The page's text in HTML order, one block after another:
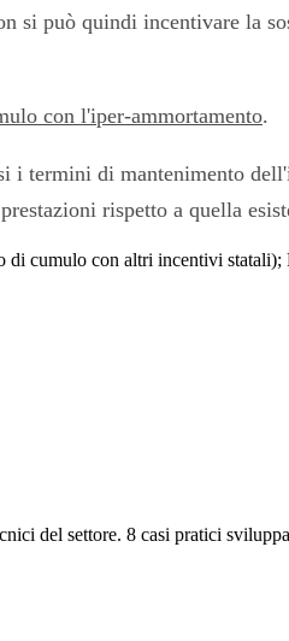
può quindi incentivare la
con l'iper-ammortamento.
termini di mantenimento
rispetto a quella
cumulo con altri incentivi
del settore. 8 casi pratici